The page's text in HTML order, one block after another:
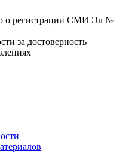
о регистрации СМИ Эл №
за достоверность